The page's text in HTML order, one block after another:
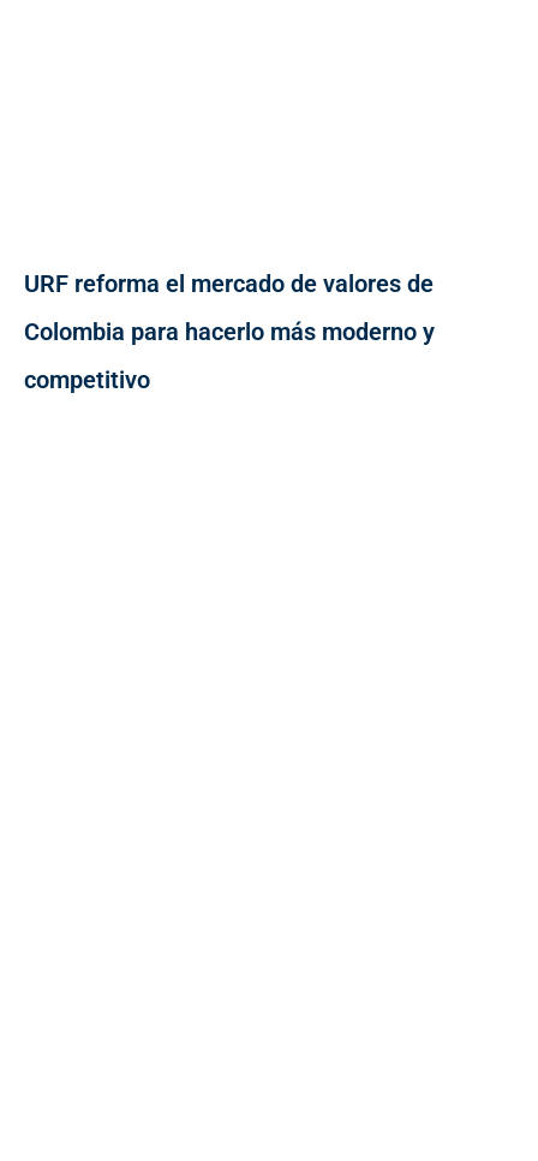
URF reforma el mercado de valores de
Colombia para hacerlo más moderno y
competitivo